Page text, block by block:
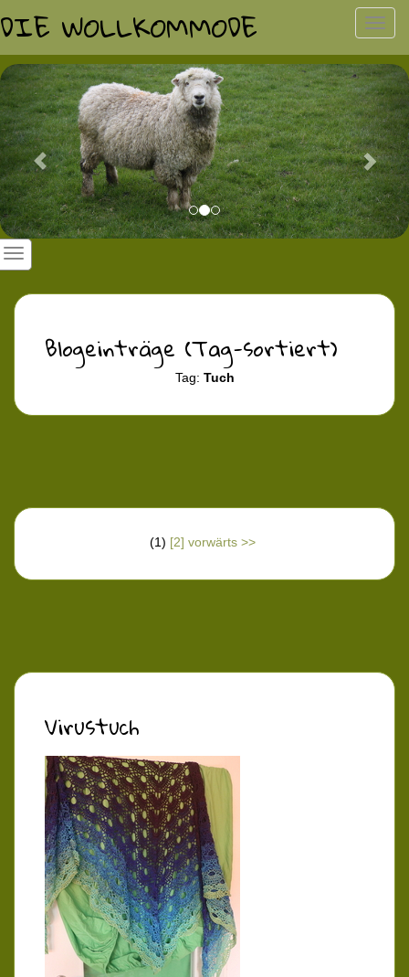
DIE WOLLKOMMODE
Previous
Blogeinträge (Tag-sortiert)
Tag: Tuch
(1) [2] vorwärts >>
Virustuch